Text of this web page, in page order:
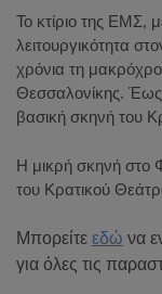
Το κτίριο της ΕΜΣ,
λειτουργικότητα
χρόνια τη
Θεσσαλονίκης. Έως
βασική σκηνή του
Η μικρή σκηνή στο
του Κρατικού
Μπορείτε εδώ να
για όλες τις